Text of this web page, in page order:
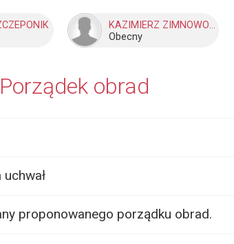
KAZIMIERZ ZIMNOWODZKI
Obecny
Porządek obrad
proponowanego porządku obrad.